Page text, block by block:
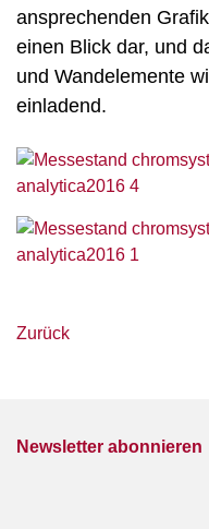
ansprechenden
einen Blick dar, und
und Wandelemente
einladend.
Zurück
Newsletter abonnieren